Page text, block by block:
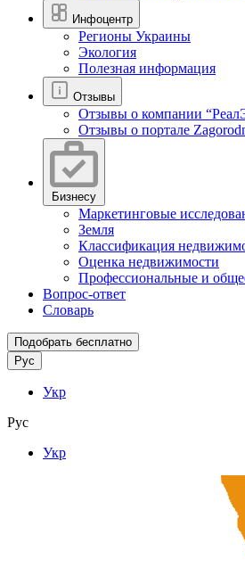
Инфоцентр
Регионы Украины
Экология
Полезная информация
Отзывы
Отзывы о компании
Отзывы о портале
Бизнесу
Маркетинговые
Земля
Классификация
Оценка недвижимости
Профессиональные и
Вопрос-ответ
Словарь
Подобрать бесплатно
Рус
Укр
Рус
Укр